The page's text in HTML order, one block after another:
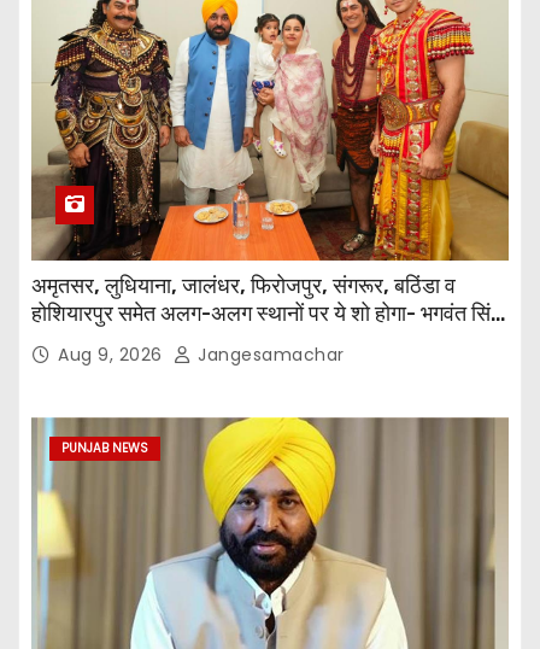
अमृतसर, लुधियाना, जालंधर, फिरोजपुर, संगरूर, बठिंडा व
होशियारपुर समेत अलग-अलग स्थानों पर ये शो होगा- भगवंत सिंह
मान Aug 9, 2026 Jangesamachar
PUNJAB NEWS